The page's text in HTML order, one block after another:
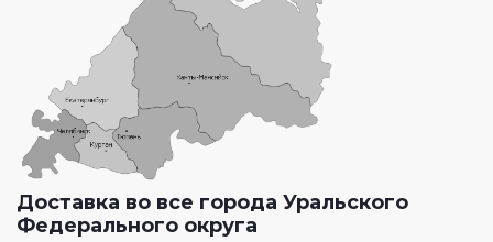
Доставка во все города Уральского
Федерального округа